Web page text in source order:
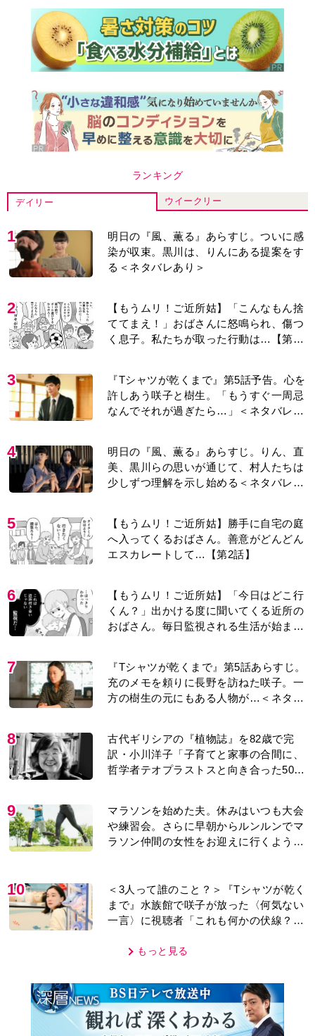
ランキング
デイリー ウイークリー
1
明日の『風、薫る』あらすじ。ついに感
染が収束。黒川は、りんにある提案をす
る＜ネタバレあり＞
2
【もうムリ！ご近所姑】「こんなもん捨
ててまえ！」おばさんに怒鳴られ、傷つ
く息子。私たちが取った行動は…【第3
3
『Tシャツが乾くまで』第5話予告。心を
許しあう咲子と樹生。「もうすぐ一周忌
なんでそれが過ぎたら…」＜ネタバレあ
4
明日の『風、薫る』あらすじ。りん、直
美、黒川らの思いが通じて、村人たちは
少しずつ理解を示し始める＜ネタバレあ
5
【もうムリ！ご近所姑】勝手に自宅の庭
へ入ってくるおばさん。善意がどんどん
エスカレートして…【第2話】
6
【もうムリ！ご近所姑】「今日はどこ行
くん？」出かける度に聞いてくる近所の
おばさん。毎日監視される生活が始ま
7
『Tシャツが乾くまで』第5話あらすじ。
充のメモを頼りに長野を訪ねた咲子。一
方の樹生の元にもある人物が…＜ネタバ
8
古代ギリシアの『植物誌』を82歳で完
訳・小川洋子「子育てと家事の合間に、
哲学者テオプラストスと向き合った50
9
マラソンを始めた夫。休みはいつも大会
や練習会。さらに早朝からルンルンでマ
ラソン仲間の女性をお迎えに行くように
10
＜3人って誰のこと？＞『Tシャツが乾く
まで』水族館で咲子が放った〈何気ない
一言〉に視聴者「これも何かの伏線？」
もっと見る